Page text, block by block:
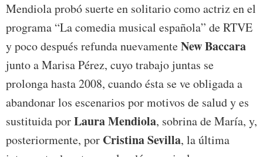
Mendiola probó suerte en solitario como actriz en el
programa “La comedia musical española” de RTVE
y poco después refunda nuevamenteNew Baccara
junto a Marisa Pérez, cuyo trabajo juntas se
prolonga hasta 2008, cuando ésta se ve obligada a
abandonar los escenarios por motivos de salud y es
sustituida porLaura Mendiola, sobrina de María, y,
posteriormente, por Cristina Sevilla, la última